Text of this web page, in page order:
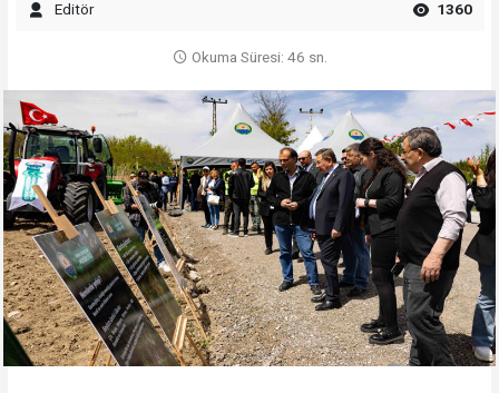
Editör 1360
Okuma Süresi: 46 sn.